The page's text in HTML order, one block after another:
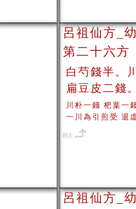
呂祖仙方_
第二十六方
白芍錢半。
扁豆皮二錢
川朴一錢 杷葉一
一川為引煎受 退
呂祖仙方_